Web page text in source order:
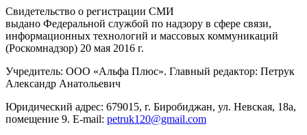
Свидетельство о регистрации СМИ
выдано Федеральной службой по надзору в сфере связи,
информационных технологий и массовых коммуникаций
(Роскомнадзор) 20 мая 2016 г.
Учредитель: ООО «Альфа Плюс». Главный редактор: Петрук
Александр Анатольевич
Юридический адрес: 679015, г. Биробиджан, ул. Невская, 18а,
помещение 9. E-mail: petruk120@gmail.com